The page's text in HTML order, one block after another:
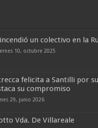
un colectivo en la
10, octubre 2025
felicita a Santilli por
su compromiso
29, junio 2026
Vda. De Villareale